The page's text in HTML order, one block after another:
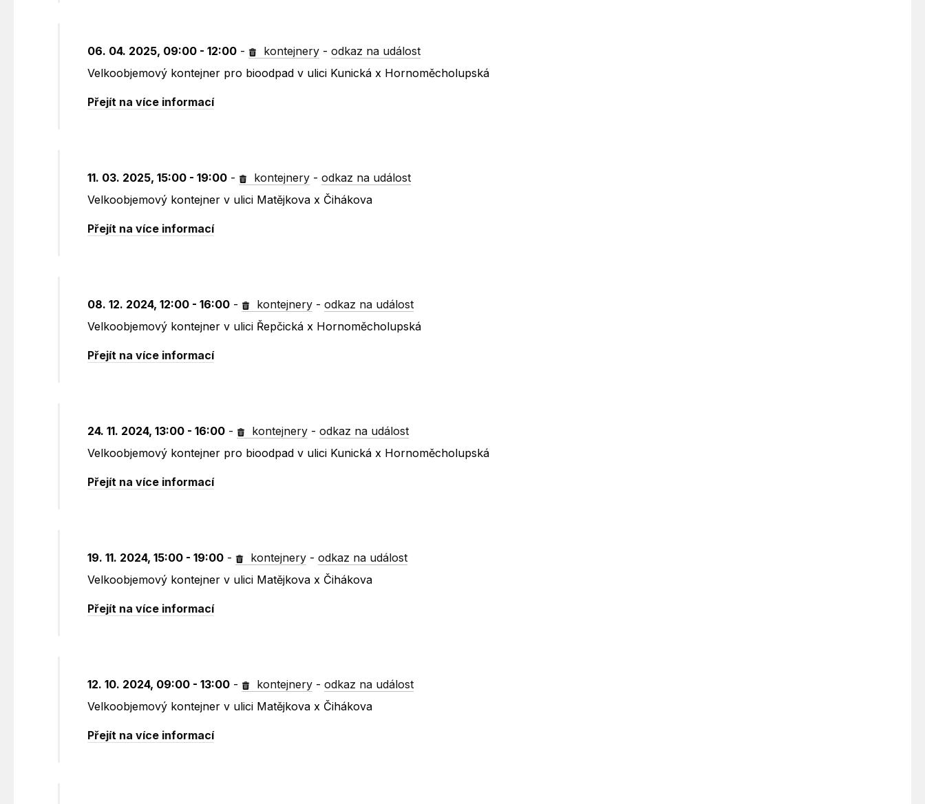
06. 04. 2025, 09:00 - 12:00 - kontejnery -odkaz na událost
Velkoobjemový kontejner pro bioodpad v ulici Kunická x Hornoměcholupská
Přejít na více informací
11. 03. 2025, 15:00 - 19:00 - kontejnery -odkaz na událost
Velkoobjemový kontejner v ulici Matějkova x Čihákova
Přejít na více informací
08. 12. 2024, 12:00 - 16:00 - kontejnery -odkaz na událost
Velkoobjemový kontejner v ulici Řepčická x Hornoměcholupská
Přejít na více informací
24. 11. 2024, 13:00 - 16:00 - kontejnery -odkaz na událost
Velkoobjemový kontejner pro bioodpad v ulici Kunická x Hornoměcholupská
Přejít na více informací
19. 11. 2024, 15:00 - 19:00 - kontejnery -odkaz na událost
Velkoobjemový kontejner v ulici Matějkova x Čihákova
Přejít na více informací
12. 10. 2024, 09:00 - 13:00 - kontejnery -odkaz na událost
Velkoobjemový kontejner v ulici Matějkova x Čihákova
Přejít na více informací